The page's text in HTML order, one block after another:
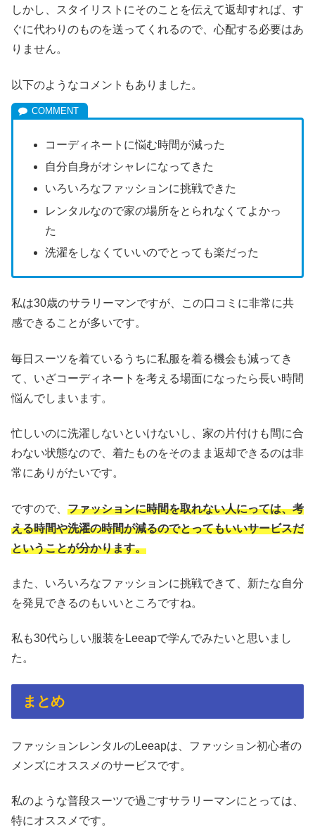
しかし、スタイリストにそのことを伝えて返却すれば、す
ぐに代わりのものを送ってくれるので、心配する必要はあ
りません。
以下のようなコメントもありました。
コーディネートに悩む時間が減った
自分自身がオシャレになってきた
いろいろなファッションに挑戦できた
レンタルなので家の場所をとられなくてよかっ
た
洗濯をしなくていいのでとっても楽だった
私は30歳のサラリーマンですが、この口コミに非常に共
感できることが多いです。
毎日スーツを着ているうちに私服を着る機会も減ってき
て、いざコーディネートを考える場面になったら長い時間
悩んでしまいます。
忙しいのに洗濯しないといけないし、家の片付けも間に合
わない状態なので、着たものをそのまま返却できるのは非
常にありがたいです。
ですので、 ファッションに時間を取れない人にっては、考
える時間や洗濯の時間が減るのでとってもいいサービスだ
ということが分かります。
また、いろいろなファッションに挑戦できて、新たな自分
を発見できるのもいいところですね。
私も30代らしい服装をLeeapで学んでみたいと思いまし
た。
まとめ
ファッションレンタルのLeeapは、ファッション初心者の
メンズにオススメのサービスです。
私のような普段スーツで過ごすサラリーマンにとっては、
特にオススメです。